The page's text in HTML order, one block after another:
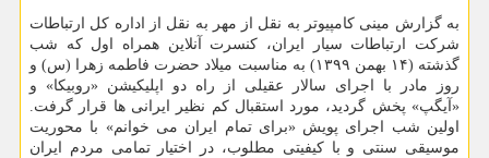
به گزارش مینی کامپیوتر به نقل از مهر به نقل از اداره کل ارتباطات
شرکت ارتباطات سیار ایران، کنسرت آنلاین همراه اول که شب
گذشته (۱۴ بهمن ۱۳۹۹) به مناسبت میلاد حضرت فاطمه زهرا (س) و
روز مادر با اجرای سالار عقیلی از راه دو اپلیکیشن «روبیکا» و
«آیگپ» پخش گردید، مورد استقبال کم نظیر ایرانی ها قرار گرفت.
اولین شب اجرای پویش «برای تمام ایران می خوانم» با محوریت
موسیقی سنتی و با کیفیتی مطلوب، در اختیار تمامی مردم ایران